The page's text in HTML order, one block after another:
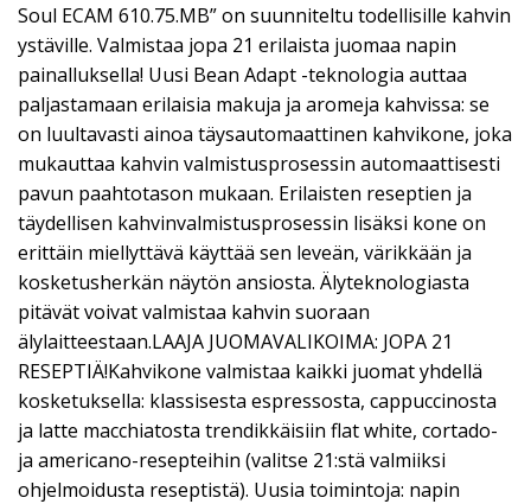
Soul ECAM 610.75.MB” on suunniteltu todellisille kahvin
ystäville. Valmistaa jopa 21 erilaista juomaa napin
painalluksella! Uusi Bean Adapt -teknologia auttaa
paljastamaan erilaisia makuja ja aromeja kahvissa: se
on luultavasti ainoa täysautomaattinen kahvikone, joka
mukauttaa kahvin valmistusprosessin automaattisesti
pavun paahtotason mukaan. Erilaisten reseptien ja
täydellisen kahvinvalmistusprosessin lisäksi kone on
erittäin miellyttävä käyttää sen leveän, värikkään ja
kosketusherkän näytön ansiosta. Älyteknologiasta
pitävät voivat valmistaa kahvin suoraan
älylaitteestaan.LAAJA JUOMAVALIKOIMA: JOPA 21
RESEPTIÄ!Kahvikone valmistaa kaikki juomat yhdellä
kosketuksella: klassisesta espressosta, cappuccinosta
ja latte macchiatosta trendikkäisiin flat white, cortado-
ja americano-resepteihin (valitse 21:stä valmiiksi
ohjelmoidusta reseptistä). Uusia toimintoja: napin